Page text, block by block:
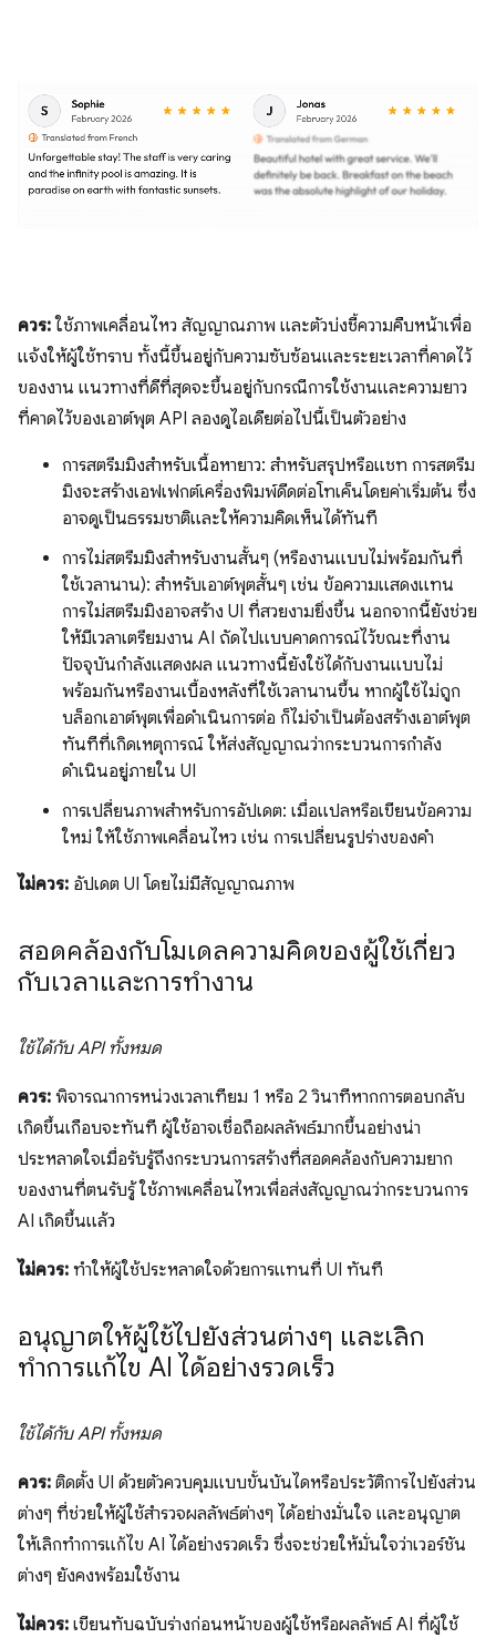
ควร: ใช้ภาพเคลื่อนไหว สัญญาณภาพ และตัวบ่งชี้ความคืบหน้าเพื่อ
แจ้งให้ผู้ใช้ทราบ ทั้งนี้ขึ้นอยู่กับความซับซ้อนและระยะเวลาที่คาดไว้
ของงาน แนวทางที่ดีที่สุดจะขึ้นอยู่กับกรณีการใช้งานและความยาว
ที่คาดไว้ของเอาต์พุต API ลองดูไอเดียต่อไปนี้เป็นตัวอย่าง
การสตรีมมิงสำหรับเนื้อหายาว: สำหรับสรุปหรือแชท การสตรีม
มิงจะสร้างเอฟเฟกต์เครื่องพิมพ์ดีดต่อโทเค็นโดยค่าเริ่มต้น ซึ่ง
อาจดูเป็นธรรมชาติและให้ความคิดเห็นได้ทันที
การไม่สตรีมมิงสำหรับงานสั้นๆ (หรืองานแบบไม่พร้อมกันที่
ใช้เวลานาน): สำหรับเอาต์พุตสั้นๆ เช่น ข้อความแสดงแทน
การไม่สตรีมมิงอาจสร้าง UI ที่สวยงามยิ่งขึ้น นอกจากนี้ยังช่วย
ให้มีเวลาเตรียมงาน AI ถัดไปแบบคาดการณ์ไว้ขณะที่งาน
ปัจจุบันกำลังแสดงผล แนวทางนี้ยังใช้ได้กับงานแบบไม่
พร้อมกันหรืองานเบื้องหลังที่ใช้เวลานานขึ้น หากผู้ใช้ไม่ถูก
บล็อกเอาต์พุตเพื่อดำเนินการต่อ ก็ไม่จำเป็นต้องสร้างเอาต์พุต
ทันทีที่เกิดเหตุการณ์ ให้ส่งสัญญาณว่ากระบวนการกำลัง
ดำเนินอยู่ภายใน UI
การเปลี่ยนภาพสำหรับการอัปเดต: เมื่อแปลหรือเขียนข้อความ
ใหม่ ให้ใช้ภาพเคลื่อนไหว เช่น การเปลี่ยนรูปร่างของคำ
ไม่ควร: อัปเดต UI โดยไม่มีสัญญาณภาพ
สอดคล้องกับโมเดลความคิดของผู้ใช้เกี่ยว
กับเวลาและการทำงาน
ใช้ได้กับ API ทั้งหมด
ควร: พิจารณาการหน่วงเวลาเทียม 1 หรือ 2 วินาทีหากการตอบกลับ
เกิดขึ้นเกือบจะทันที ผู้ใช้อาจเชื่อถือผลลัพธ์มากขึ้นอย่างน่า
ประหลาดใจเมื่อรับรู้ถึงกระบวนการสร้างที่สอดคล้องกับความยาก
ของงานที่ตนรับรู้ ใช้ภาพเคลื่อนไหวเพื่อส่งสัญญาณว่ากระบวนการ
AI เกิดขึ้นแล้ว
ไม่ควร: ทำให้ผู้ใช้ประหลาดใจด้วยการแทนที่ UI ทันที
อนุญาตให้ผู้ใช้ไปยังส่วนต่างๆ และเลิก
ทำการแก้ไข AI ได้อย่างรวดเร็ว
ใช้ได้กับ API ทั้งหมด
ควร: ติดตั้ง UI ด้วยตัวควบคุมแบบขั้นบันไดหรือประวัติการไปยังส่วน
ต่างๆ ที่ช่วยให้ผู้ใช้สำรวจผลลัพธ์ต่างๆ ได้อย่างมั่นใจ และอนุญาต
ให้เลิกทำการแก้ไข AI ได้อย่างรวดเร็ว ซึ่งจะช่วยให้มั่นใจว่าเวอร์ชัน
ต่างๆ ยังคงพร้อมใช้งาน
ไม่ควร: เขียนทับฉบับร่างก่อนหน้าของผู้ใช้หรือผลลัพธ์ AI ที่ผู้ใช้